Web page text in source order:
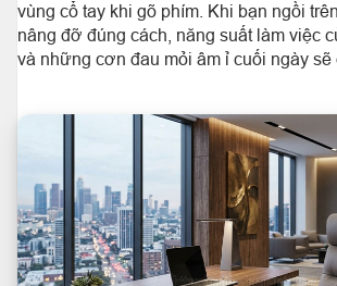
vùng cổ tay khi gõ phím. Khi bạn ngồi
nâng đỡ đúng cách, năng suất làm việc
và những cơn đau mỏi âm ỉ cuối ngày sẽ